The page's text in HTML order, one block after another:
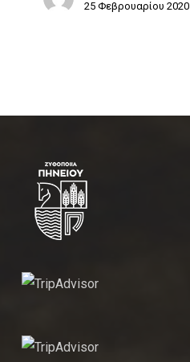
25 Φεβρουαρίου 2020